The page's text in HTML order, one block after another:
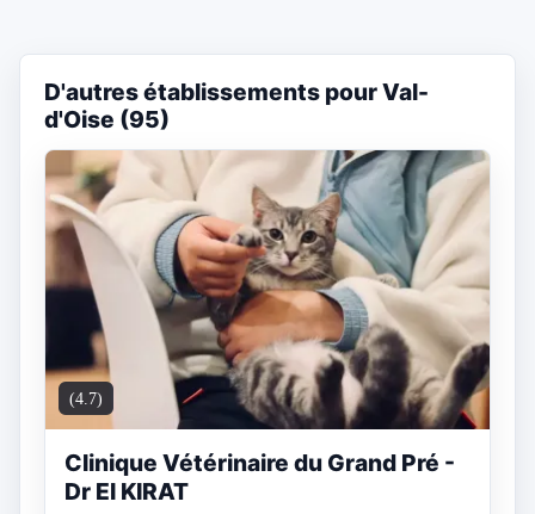
D'autres établissements pour Val-
d'Oise (95)
(4.7)
Clinique Vétérinaire du Grand Pré -
Dr El KIRAT